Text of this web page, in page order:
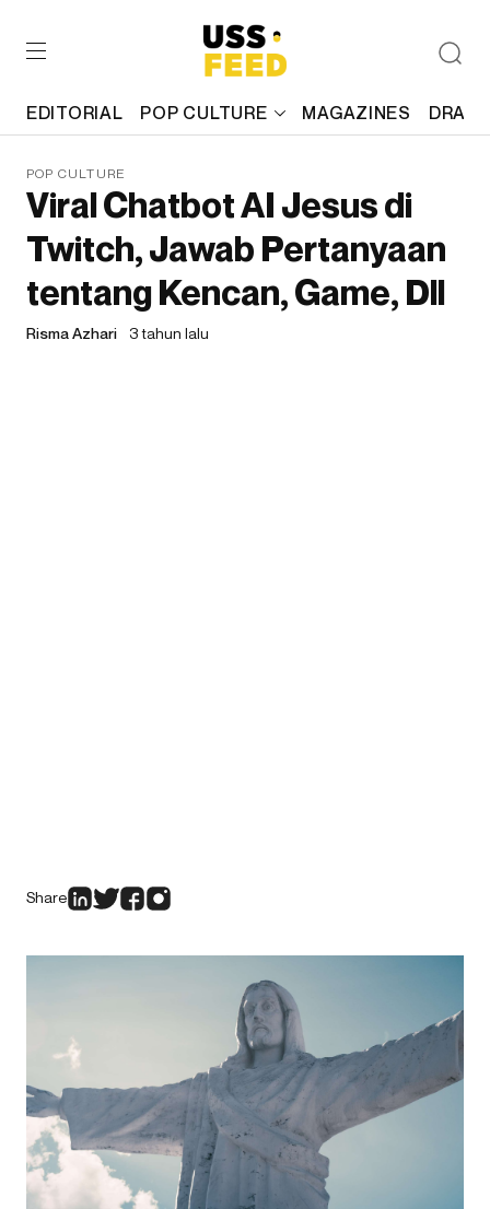
EDITORIAL POP CULTURE MAGAZINES
POP CULTURE
Viral Chatbot AI Jesus di
Twitch, Jawab Pertanyaan
tentang Kencan, Game, Dll
Risma Azhari 3 tahun lalu
Share